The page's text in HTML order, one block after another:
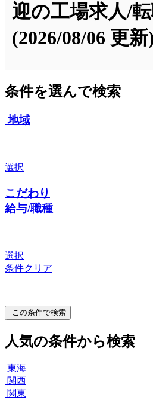
迎の工場求人/
(2026/08/06 更新
条件を選んで検索
地域
選択
こだわり
給与/職種
選択
条件クリア
この条件で検索
人気の条件から検索
東海
関西
関東